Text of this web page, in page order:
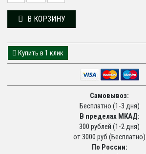
В КОРЗИНУ
Купить в 1 клик
Самовывоз:
Бесплатно (1-3 дня)
В пределах МКАД:
300 рублей (1-2 дня)
от 3000 руб (Бесплатно)
По России: